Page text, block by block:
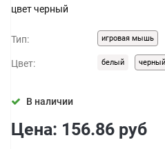
цвет черный
Тип: игровая мышь
Цвет: белый черный
В наличии
Цена: 156.86 руб